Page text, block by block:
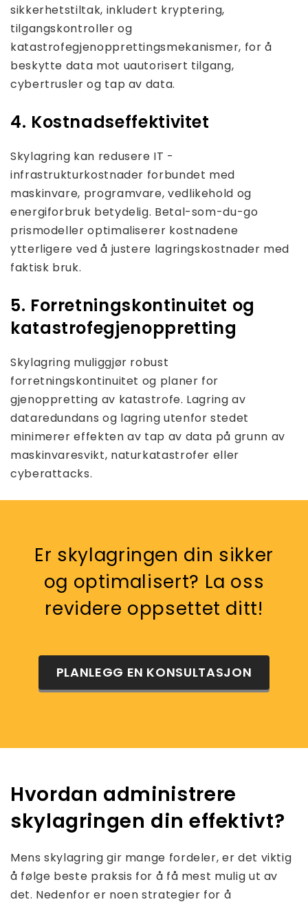
sikkerhetstiltak, inkludert kryptering,
tilgangskontroller og
katastrofegjenopprettingsmekanismer, for å
beskytte data mot uautorisert tilgang,
cybertrusler og tap av data.
4. Kostnadseffektivitet
Skylagring kan redusere IT -
infrastrukturkostnader forbundet med
maskinvare, programvare, vedlikehold og
energiforbruk betydelig. Betal-som-du-go
prismodeller optimaliserer kostnadene
ytterligere ved å justere lagringskostnader med
faktisk bruk.
5. Forretningskontinuitet og
katastrofegjenoppretting
Skylagring muliggjør robust
forretningskontinuitet og planer for
gjenoppretting av katastrofe. Lagring av
dataredundans og lagring utenfor stedet
minimerer effekten av tap av data på grunn av
maskinvaresvikt, naturkatastrofer eller
cyberattacks.
Er skylagringen din sikker
og optimalisert? La oss
revidere oppsettet ditt!
PLANLEGG EN KONSULTASJON
Hvordan administrere
skylagringen din effektivt?
Mens skylagring gir mange fordeler, er det viktig
å følge beste praksis for å få mest mulig ut av
det. Nedenfor er noen strategier for å